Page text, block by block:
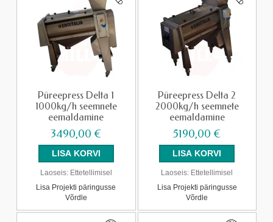
Püreepress Delta 1
1000kg/h seemnete
eemaldamine
3490,00 €
Laoseis: Ettetellimisel
Lisa Projekti päringusse
Võrdle
Püreepress Delta 2
2000kg/h seemnete
eemaldamine
5190,00 €
Laoseis: Ettetellimisel
Lisa Projekti päringusse
Võrdle